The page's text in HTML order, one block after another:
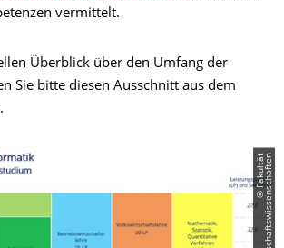
vermittelt.
Überblick über den Umfang der
Sie bitte diesen Ausschnitt aus dem
©
F
a
k
u
l
t
ä
t
W
i
r
t
s
c
h
a
f
t
s
w
i
s
s
e
n
s
c
h
a
f
t
en